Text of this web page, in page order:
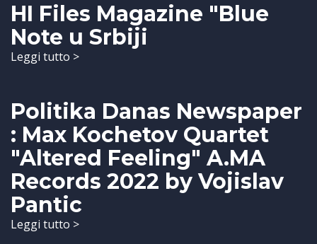
HI Files Magazine "Blue
Note u Srbiji
Leggi tutto >
Politika Danas Newspaper
: Max Kochetov Quartet
"Altered Feeling" A.MA
Records 2022 by Vojislav
Pantic
Leggi tutto >